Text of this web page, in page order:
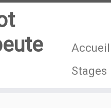
Accueil
Stages